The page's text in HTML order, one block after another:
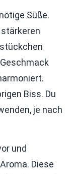
Süße.
Biss. Du
je nach
und
Diese